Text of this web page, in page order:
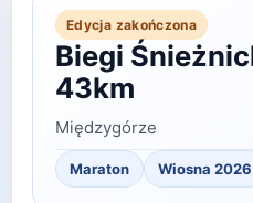
Edycja zakończona
Biegi
43km
Międzygórze
Maraton Wiosna 2026